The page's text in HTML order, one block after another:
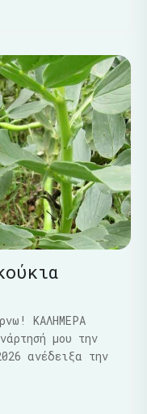
ΚΑΛΗΜΕΡΑ
μου την
ανέδειξα την